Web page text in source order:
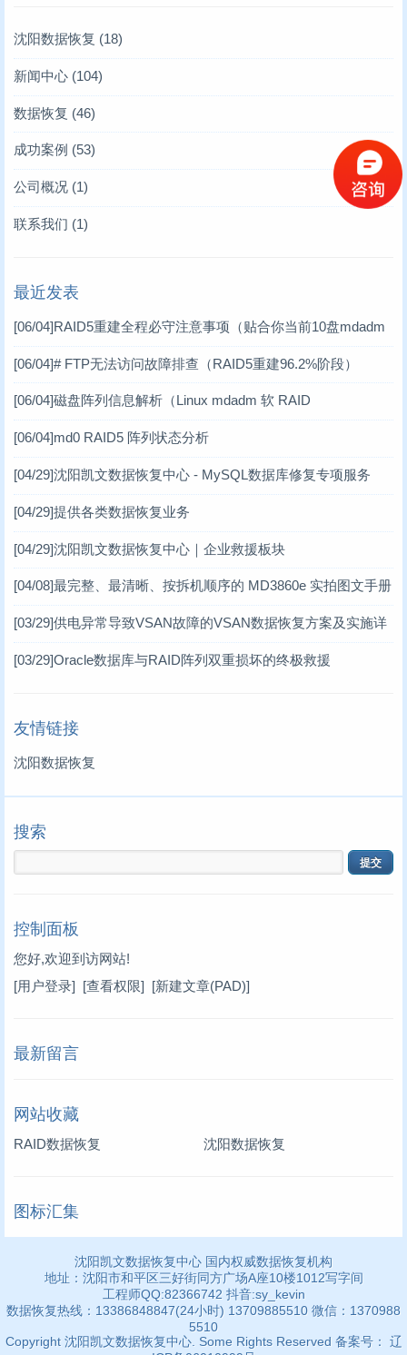
沈阳数据恢复 (18)
新闻中心 (104)
存储业内新闻
凯文数据恢复新闻
技术文章
数据恢复 (46)
服务器数据恢复
硬盘数据恢复
存储卡类恢复
数据库修复
成功案例 (53)
服务器数据恢复案例
数据库修复案例
工控机数据恢复案例
数码数据恢复案例(3)
DV数据恢复案例(1)
虚拟机数据恢复案例(2)
小型机数据恢复(1)
台式机数据恢复案例(14)
笔记本数据恢复案例(3)
公司概况 (1)
联系我们 (1)
最近发表
[06/04]RAID5重建全程必守注意事项（贴合你当前10盘mdadm
[06/04]# FTP无法访问故障排查（RAID5重建96.2%阶段）
[06/04]磁盘阵列信息解析（Linux mdadm 软 RAID
[06/04]md0 RAID5 阵列状态分析
[04/29]沈阳凯文数据恢复中心 - MySQL数据库修复专项服务
[04/29]提供各类数据恢复业务
[04/29]沈阳凯文数据恢复中心｜企业救援板块
[04/08]最完整、最清晰、按拆机顺序的 MD3860e 实拍图文手册
MD3860e / MD3060e
[03/29]供电异常导致VSAN故障的VSAN数据恢复方案及实施详
情 一、VSAN分布式存储架构简介
[03/29]Oracle数据库与RAID阵列双重损坏的终极救援
友情链接
沈阳数据恢复
搜索
控制面板
您好,欢迎到访网站!
[用户登录] [查看权限] [新建文章(PAD)]
最新留言
网站收藏
RAID数据恢复 沈阳数据恢复
图标汇集
沈阳凯文数据恢复中心 国内权威数据恢复机构
地址：沈阳市和平区三好街同方广场A座10楼1012写字间
工程师QQ:82366742 抖音:sy_kevin
数据恢复热线：13386848847(24小时) 13709885510 微信：1370988
5510
Copyright 沈阳凯文数据恢复中心. Some Rights Reserved 备案号： 辽